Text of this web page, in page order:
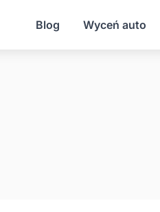
Blog Wyceń auto